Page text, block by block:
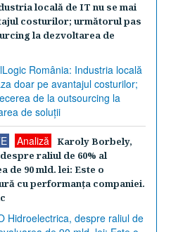
locală de IT nu se mai
costurilor; următorul pas
la dezvoltarea de
Analiză
Karoly Borbely,
raliul de 60% al
de 90 mld. lei: Este o
cu performanţa companiei.